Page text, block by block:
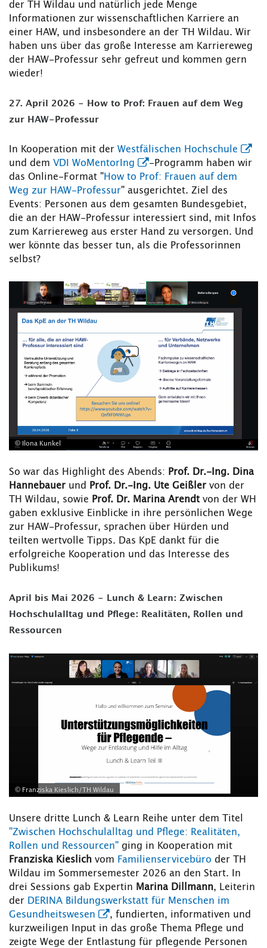
der TH Wildau und natürlich jede Menge
Informationen zur wissenschaftlichen Karriere an
einer HAW, und insbesondere an der TH Wildau. Wir
haben uns über das große Interesse am Karriereweg
der HAW-Professur sehr gefreut und kommen gern
wieder!
27. April 2026 - How to Prof: Frauen auf dem Weg
zur HAW-Professur
In Kooperation mit der Westfälischen Hochschule
und dem VDI WoMentorIng
-Programm haben wir
das Online-Format "How to Prof: Frauen auf dem
Weg zur HAW-Professur" ausgerichtet. Ziel des
Events: Personen aus dem gesamten Bundesgebiet,
die an der HAW-Professur interessiert sind, mit Infos
zum Karriereweg aus erster Hand zu versorgen. Und
wer könnte das besser tun, als die Professorinnen
selbst?
© Ilona Kunkel
So war das Highlight des Abends: Prof. Dr.-Ing. Dina
Hannebauer und Prof. Dr.-Ing. Ute Geißler von der
TH Wildau, sowie Prof. Dr. Marina Arendt von der WH
gaben exklusive Einblicke in ihre persönlichen Wege
zur HAW-Professur, sprachen über Hürden und
teilten wertvolle Tipps. Das KpE dankt für die
erfolgreiche Kooperation und das Interesse des
Publikums!
April bis Mai 2026 - Lunch & Learn: Zwischen
Hochschulalltag und Pflege: Realitäten, Rollen und
Ressourcen
© Franziska Kieslich/TH Wildau
Unsere dritte Lunch & Learn Reihe unter dem Titel
"Zwischen Hochschulalltag und Pflege: Realitäten,
Rollen und Ressourcen" ging in Kooperation mit
Franziska Kieslich vom Familienservicebüro der TH
Wildau im Sommersemester 2026 an den Start. In
drei Sessions gab Expertin Marina Dillmann, Leiterin
der DERINA Bildungswerkstatt für Menschen im
Gesundheitswesen
, fundierten, informativen und
kurzweiligen Input in das große Thema Pflege und
zeigte Wege der Entlastung für pflegende Personen